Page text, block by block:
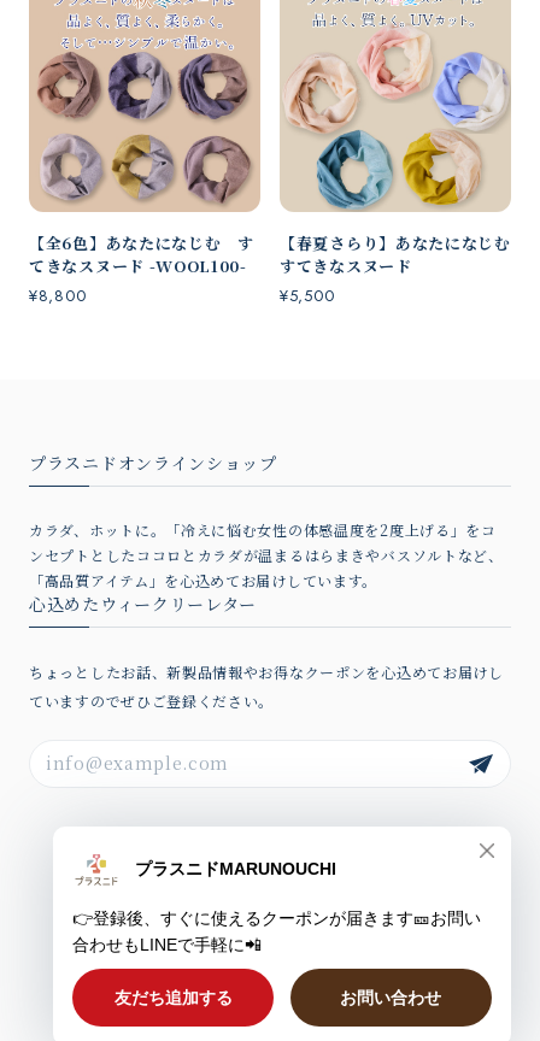
【全6色】あなたになじむ す
てきなスヌード -WOOL100-
¥8,800
【春夏さらり】あなたになじむ
すてきなスヌード
¥5,500
プラスニドオンラインショップ
カラダ、ホットに。「冷えに悩む女性の体感温度を2度上げる」をコ
ンセプトとしたココロとカラダが温まるはらまきやバスソルトなど、
「高品質アイテム」を心込めてお届けしています。
心込めたウィークリーレター
ちょっとしたお話、新製品情報やお得なクーポンを心込めてお届けし
ていますのでぜひご登録ください。
プライバシーポリシー 特定商取引法に基づく表記
会員規約
© プラスニドオンラインショップ